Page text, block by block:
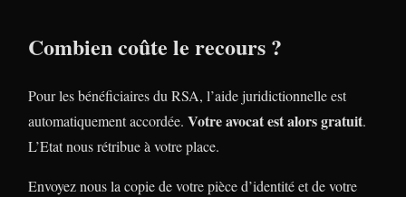
Combien coûte le recours ?
Pour les bénéficiaires du RSA, l’aide juridictionnelle est
automatiquement accordée. Votre avocat est alors gratuit.
L’Etat nous rétribue à votre place.
Envoyez nous la copie de votre pièce d’identité et de votre